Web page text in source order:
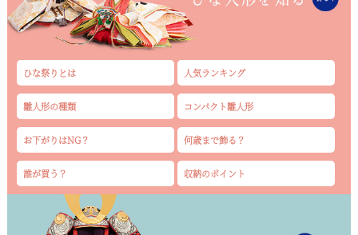
ひな祭りとは 人気ランキング
雛人形の種類 コンパクト雛人形
お下がりはNG？ 何歳まで飾る？
誰が買う？ 収納のポイント